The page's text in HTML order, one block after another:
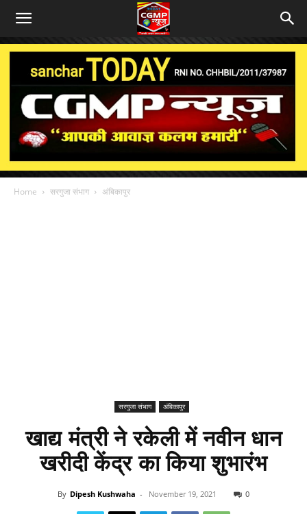
Home सरगुजा संभाग अंबिकापुर
सरगुजा संभाग अंबिकापुर
खाद्य मंत्री ने रकेली में नवीन धान
खरीदी केंद्र का किया शुभारंभ
By Dipesh Kushwaha - November 19, 2021 0